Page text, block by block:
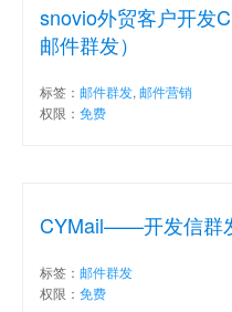
snovio外贸客户开发
邮件群发）
标签： 邮件群发, 邮件营销
权限： 免费
CYMail——开发信群
标签： 邮件群发
权限： 免费